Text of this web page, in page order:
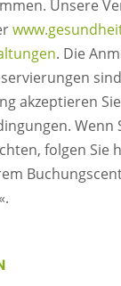
Unsere
. Die
akzeptieren
Wenn
folgen Sie